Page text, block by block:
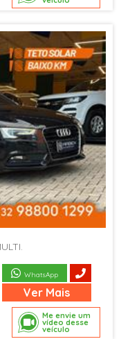
Me envie um
vídeo desse
veículo
WhatsApp
Ver Mais